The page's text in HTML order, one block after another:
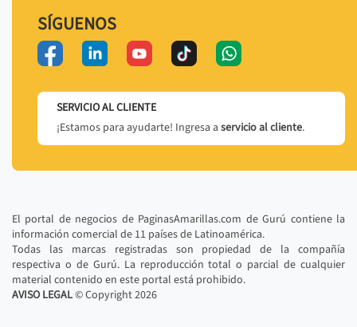
SÍGUENOS
SERVICIO AL CLIENTE
¡Estamos para ayudarte! Ingresa a servicio al cliente.
El portal de negocios de PaginasAmarillas.com de Gurú contiene la
información comercial de 11 países de Latinoamérica.
Todas las marcas registradas son propiedad de la compañía
respectiva o de Gurú. La reproducción total o parcial de cualquier
material contenido en este portal está prohibido.
AVISO LEGAL© Copyright2026